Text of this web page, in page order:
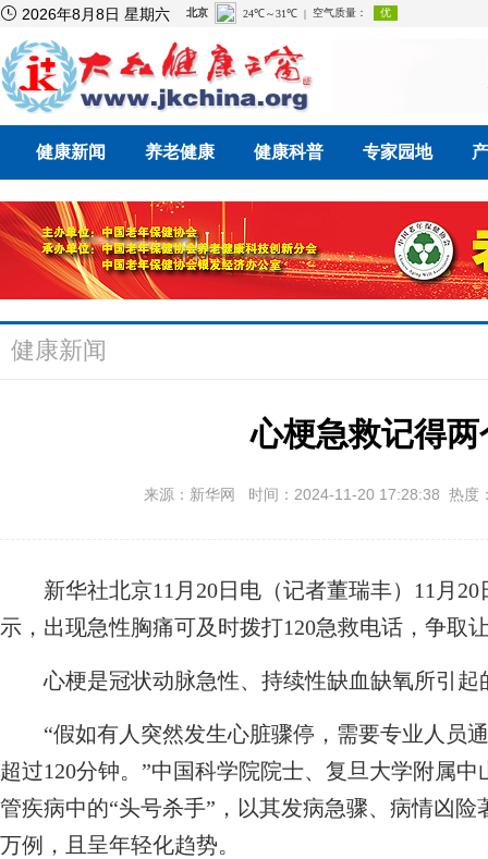
 2026年8月8日 星期六
健康新闻 养老健康 健康科普 专家园地
健康新闻
心梗急救记得两
来源：新华网 时间：2024-11-20 17:28:38 热度
新华社北京11月20日电（记者董瑞丰）11月20
示，出现急性胸痛可及时拨打120急救电话，争取
心梗是冠状动脉急性、持续性缺血缺氧所引起
“假如有人突然发生心脏骤停，需要专业人员
超过120分钟。”中国科学院院士、复旦大学附属
管疾病中的“头号杀手”，以其发病急骤、病情凶
万例，且呈年轻化趋势。